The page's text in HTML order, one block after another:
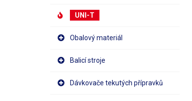
UNI-T
Obalový materiál
Balicí stroje
Dávkovače tekutých přípravků